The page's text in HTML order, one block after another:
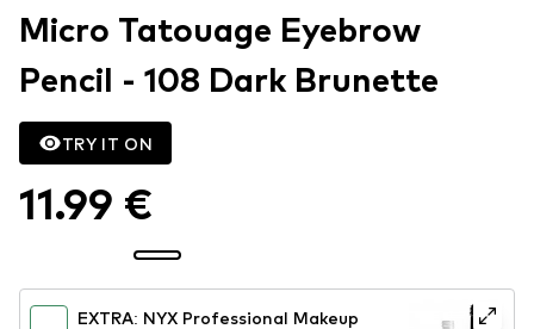
Micro Tatouage Eyebrow
Pencil - 108 Dark Brunette
TRY IT ON
11.99 €
EXTRA: NYX Professional Makeup